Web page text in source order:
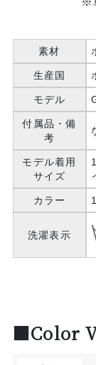
素材
生産国
モデル
付属品・備
考
モデル着用
サイズ
カラー
洗濯表示
■Color